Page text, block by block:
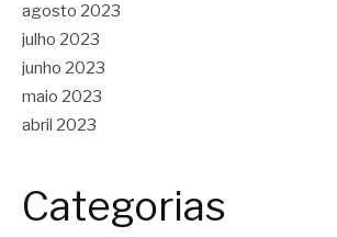
agosto 2023
julho 2023
junho 2023
maio 2023
abril 2023
Categorias